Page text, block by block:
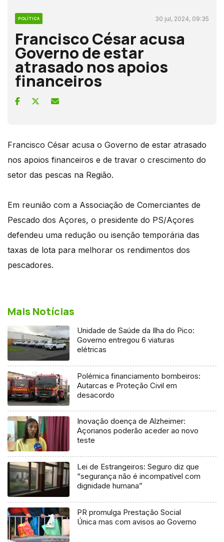
POLÍTICA 30 jul, 2024, 09:35
Francisco César acusa
Governo de estar
atrasado nos apoios
financeiros
Francisco César acusa o Governo de estar atrasado
nos apoios financeiros e de travar o crescimento do
setor das pescas na Região.
Em reunião com a Associação de Comerciantes de
Pescado dos Açores, o presidente do PS/Açores
defendeu uma redução ou isenção temporária das
taxas de lota para melhorar os rendimentos dos
pescadores.
Mais Notícias
Unidade de Saúde da Ilha do Pico:
Governo entregou 6 viaturas
elétricas
Polémica financiamento bombeiros:
Autarcas e Proteção Civil em
desacordo
Inovação doença de Alzheimer:
Açorianos poderão aceder ao novo
teste
Lei de Estrangeiros: Seguro diz que
“segurança não é incompatível com
dignidade humana”
PR promulga Prestação Social
Única mas com avisos ao Governo